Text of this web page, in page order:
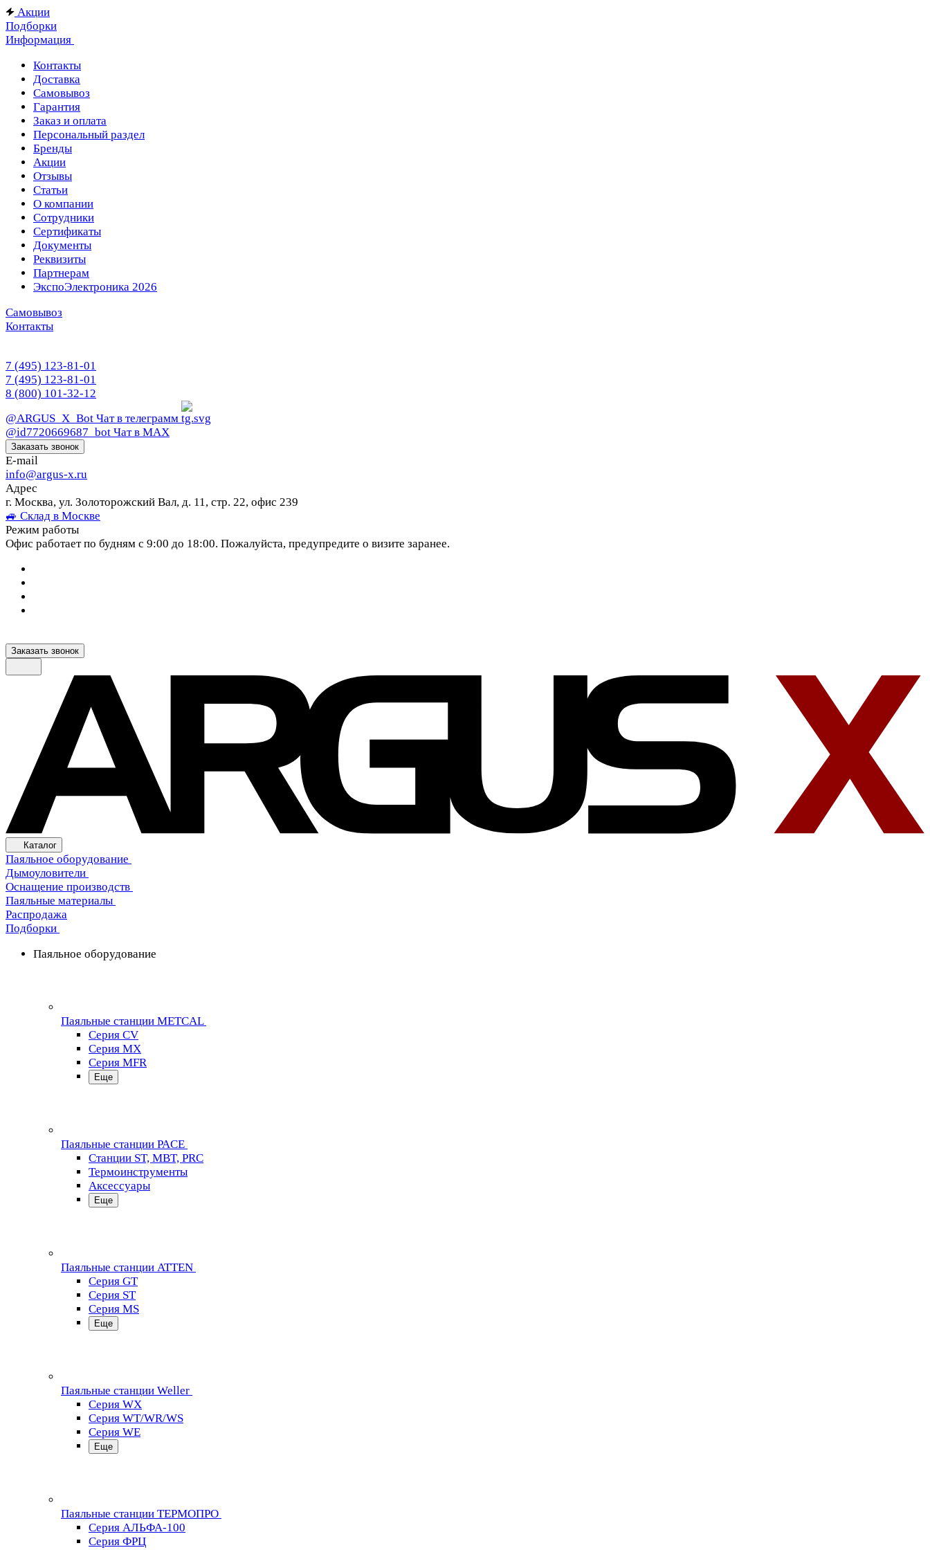
Акции
Подборки
Информация
Контакты
Доставка
Самовывоз
Гарантия
Заказ и оплата
Персональный раздел
Бренды
Акции
Отзывы
Статьи
О компании
Сотрудники
Сертификаты
Документы
Реквизиты
Партнерам
ЭкспоЭлектроника 2026
Самовывоз
Контакты
7 (495) 123-81-01
7 (495) 123-81-01
8 (800) 101-32-12
@ARGUS_X_Bot Чат в телеграмм
@id7720669687_bot Чат в МАХ
Заказать звонок
E-mail
info@argus-x.ru
Адрес
г. Москва, ул. Золоторожский Вал, д. 11, стр. 22, офис 239
🚙 Склад в Москве
Режим работы
Офис работает по будням с 9:00 до 18:00. Пожалуйста, предупредите о визите заранее.
Заказать звонок
Каталог
Паяльное оборудование
Дымоуловители
Оснащение производств
Паяльные материалы
Распродажа
Подборки
Паяльное оборудование
Паяльные станции METCAL
Серия CV
Серия MX
Серия MFR
Еще
Паяльные станции PACE
Станции ST, MBT, PRC
Термоинструменты
Аксессуары
Еще
Паяльные станции ATTEN
Серия GT
Серия ST
Серия MS
Еще
Паяльные станции Weller
Серия WX
Серия WT/WR/WS
Серия WE
Еще
Паяльные станции ТЕРМОПРО
Серия АЛЬФА-100
Серия ФРЦ